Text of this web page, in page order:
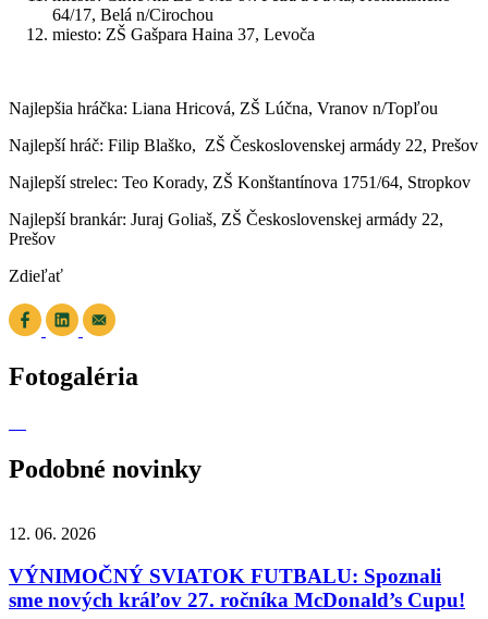
64/17, Belá n/Cirochou
miesto: ZŠ Gašpara Haina 37, Levoča
Najlepšia hráčka: Liana Hricová, ZŠ Lúčna, Vranov n/Topľou
Najlepší hráč: Filip Blaško, ZŠ Československej armády 22, Prešov
Najlepší strelec: Teo Korady, ZŠ Konštantínova 1751/64, Stropkov
Najlepší brankár: Juraj Goliaš, ZŠ Československej armády 22,
Prešov
Zdieľať
Fotogaléria
Podobné novinky
12. 06. 2026
VÝNIMOČNÝ SVIATOK FUTBALU: Spoznali
sme nových kráľov 27. ročníka McDonald’s Cupu!